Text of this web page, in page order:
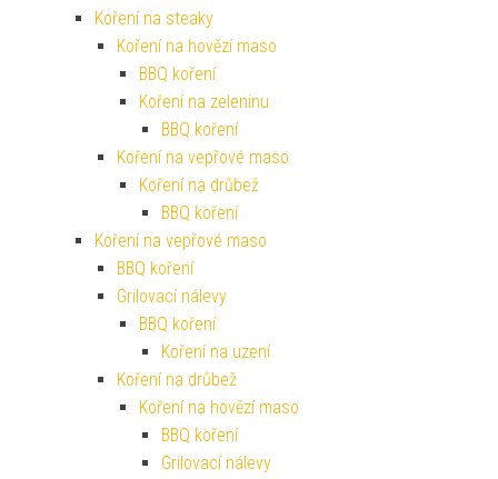
Koření na steaky
Koření na hovězí maso
BBQ koření
Koření na zeleninu
BBQ koření
Koření na vepřové maso
Koření na drůbež
BBQ koření
Koření na vepřové maso
BBQ koření
Grilovací nálevy
BBQ koření
Koření na uzení
Koření na drůbež
Koření na hovězí maso
BBQ koření
Grilovací nálevy